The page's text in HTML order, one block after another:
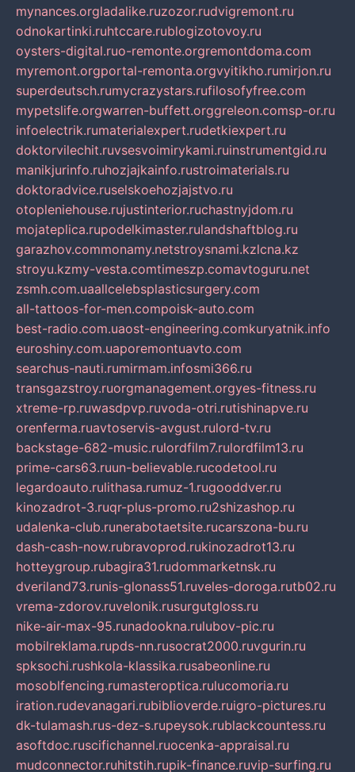
mynances.orgladalike.ruzozor.rudvigremont.ru
odnokartinki.ruhtccare.rublogizotovoy.ru
oysters-digital.ruo-remonte.orgremontdoma.com
myremont.orgportal-remonta.orgvyitikho.rumirjon.ru
superdeutsch.rumycrazystars.rufilosofyfree.com
mypetslife.orgwarren-buffett.orggreleon.comsp-or.ru
infoelectrik.rumaterialexpert.rudetkiexpert.ru
doktorvilechit.ruvsesvoimirykami.ruinstrumentgid.ru
manikjurinfo.ruhozjajkainfo.rustroimaterials.ru
doktoradvice.ruselskoehozjajstvo.ru
otopleniehouse.rujustinterior.ruchastnyjdom.ru
mojateplica.rupodelkimaster.rulandshaftblog.ru
garazhov.commonamy.netstroysnami.kzlcna.kz
stroyu.kzmy-vesta.comtimeszp.comavtoguru.net
zsmh.com.uaallcelebsplasticsurgery.com
all-tattoos-for-men.compoisk-auto.com
best-radio.com.uaost-engineering.comkuryatnik.info
euroshiny.com.uaporemontuavto.com
searchus-nauti.rumirmam.infosmi366.ru
transgazstroy.ruorgmanagement.orgyes-fitness.ru
xtreme-rp.ruwasdpvp.ruvoda-otri.rutishinapve.ru
orenferma.ruavtoservis-avgust.rulord-tv.ru
backstage-682-music.rulordfilm7.rulordfilm13.ru
prime-cars63.ruun-believable.rucodetool.ru
legardoauto.rulithasa.rumuz-1.rugooddver.ru
kinozadrot-3.ruqr-plus-promo.ru2shizashop.ru
udalenka-club.runerabotaetsite.rucarszona-bu.ru
dash-cash-now.rubravoprod.rukinozadrot13.ru
hotteygroup.rubagira31.rudommarketnsk.ru
dveriland73.runis-glonass51.ruveles-doroga.rutb02.ru
vrema-zdorov.ruvelonik.rusurgutgloss.ru
nike-air-max-95.runadookna.rulubov-pic.ru
mobilreklama.rupds-nn.rusocrat2000.ruvgurin.ru
spksochi.rushkola-klassika.rusabeonline.ru
mosoblfencing.rumasteroptica.rulucomoria.ru
iration.rudevanagari.rubiblioverde.ruigro-pictures.ru
dk-tulamash.rus-dez-s.rupeysok.rublackcountess.ru
asoftdoc.ruscifichannel.ruocenka-appraisal.ru
mudconnector.ruhitstih.rupik-finance.ruvip-surfing.ru